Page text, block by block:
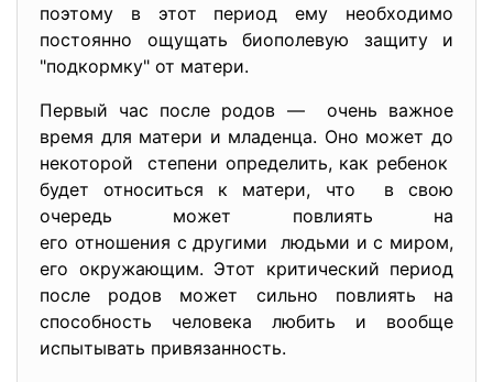
поэтому в этот период ему необходимо
постоянно ощущать биополевую защиту и
"подкормку" от матери.
Первый час после родов — очень важное
время для матери и младенца. Оно может до
некоторой степени определить, как ребенок
будет относиться к матери, что в свою
очередь может повлиять на
его отношения с другими людьми и с миром,
его окружающим. Этот критический период
после родов может сильно повлиять на
способность человека любить и вообще
испытывать привязанность.